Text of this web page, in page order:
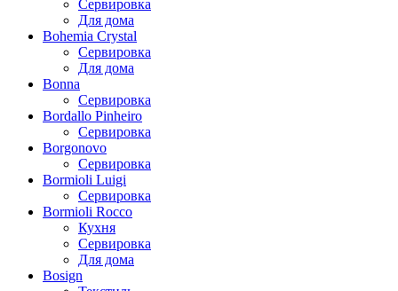
Сервировка
Для дома
Bohemia Crystal
Сервировка
Для дома
Bonna
Сервировка
Bordallo Pinheiro
Сервировка
Borgonovo
Сервировка
Bormioli Luigi
Сервировка
Bormioli Rocco
Кухня
Сервировка
Для дома
Bosign